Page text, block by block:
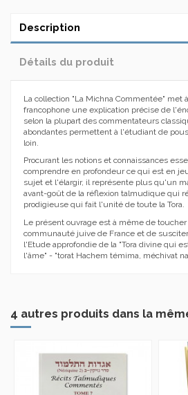
Description
Détails du produit
La collection "La Michna Commentée" met
francophone une explication précise de
selon la plupart des commentateurs
abondantes permettent à l'étudiant de
loin.
Procurant les notions et connaissances
comprendre en profondeur ce qui est en
sujet et l'élargir, il représente plus qu'un
avant-goût de la réflexion talmudique qui
prodigieuse qui fait l'unité de toute la Tora.
Le présent ouvrage est à même de
communauté juive de France et de
l'Etude approfondie de la "Tora divine qui
l'âme" - "torat Hachem témima, méchivat
4 autres produits dans la